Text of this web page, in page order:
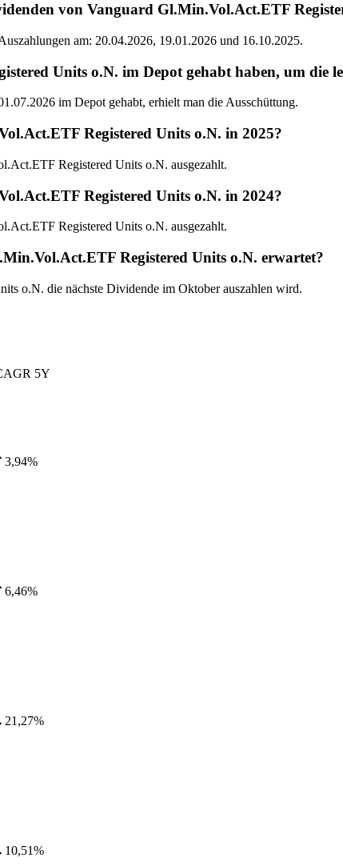
von Vanguard Gl.Min.Vol.Act.ETF
am: 20.04.2026, 19.01.2026 und 16.10.2025.
Units o.N. im Depot gehabt haben, um die
im Depot gehabt, erhielt man die Ausschüttung.
Registered Units o.N. in 2025?
Registered Units o.N. ausgezahlt.
Registered Units o.N. in 2024?
Registered Units o.N. ausgezahlt.
Registered Units o.N. erwartet?
o.N. die nächste Dividende im Oktober auszahlen wird.
5Y
3,94%
6,46%
21,27%
10,51%